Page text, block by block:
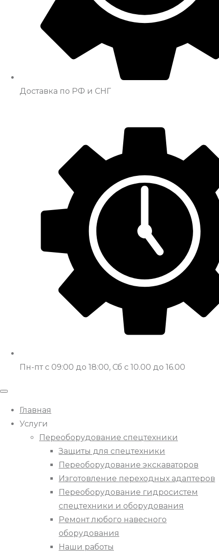
Доставка по РФ и СНГ
Пн-пт с 09:00 до 18:00, Сб с 10.00 до 16.00
Главная
Услуги
Переоборудование спецтехники
Защиты для спецтехники
Переоборудование экскаваторов
Изготовление переходных адаптеров
Переоборудование гидросистем
спецтехники и оборудования
Ремонт любого навесного
оборудования
Наши работы